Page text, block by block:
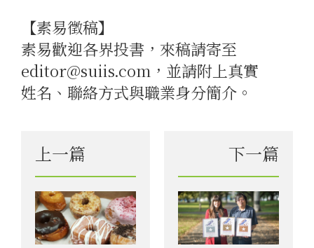
【素易徵稿】
素易歡迎各界投書，來稿請寄至
editor@suiis.com，並請附上真實
姓名、聯絡方式與職業身分簡介。
上一篇 下一篇